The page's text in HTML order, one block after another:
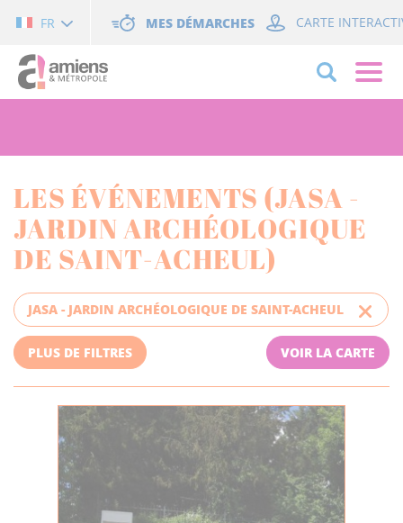
FR MES DÉMARCHES CARTE
LES ÉVÉNEMENTS (JASA -
JARDIN ARCHÉOLOGIQUE
DE SAINT-ACHEUL)
JASA - JARDIN ARCHÉOLOGIQUE DE SAINT-ACHEUL
PLUS DE FILTRES VOIR LA CARTE